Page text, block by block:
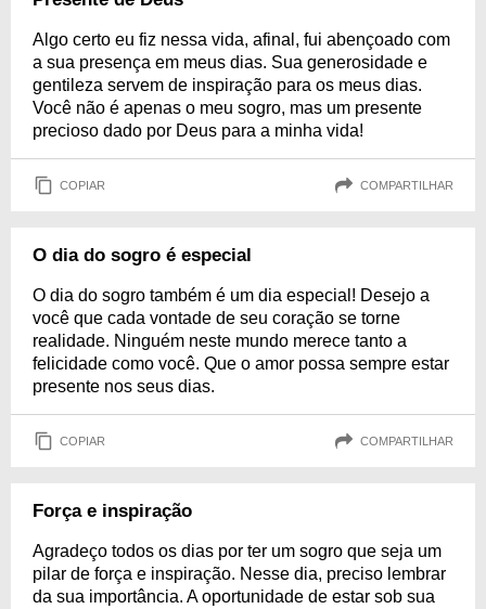
Algo certo eu fiz nessa vida, afinal, fui abençoado com
a sua presença em meus dias. Sua generosidade e
gentileza servem de inspiração para os meus dias.
Você não é apenas o meu sogro, mas um presente
precioso dado por Deus para a minha vida!
COPIAR COMPARTILHAR
O dia do sogro é especial
O dia do sogro também é um dia especial! Desejo a
você que cada vontade de seu coração se torne
realidade. Ninguém neste mundo merece tanto a
felicidade como você. Que o amor possa sempre estar
presente nos seus dias.
COPIAR COMPARTILHAR
Força e inspiração
Agradeço todos os dias por ter um sogro que seja um
pilar de força e inspiração. Nesse dia, preciso lembrar
da sua importância. A oportunidade de estar sob sua